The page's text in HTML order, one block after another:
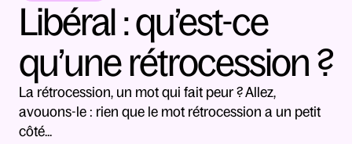
Libéral : qu’est-ce
qu’une rétrocession ?
La rétrocession, un mot qui fait peur ? Allez,
avouons-le : rien que le mot rétrocession a un petit
côté...